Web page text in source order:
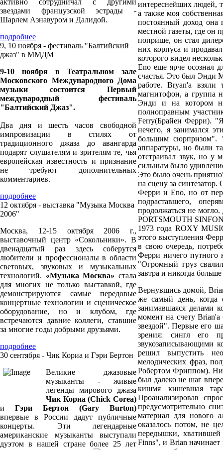
активно сотрудничал с другими
звездами французской эстрады -
Шарлем Азнавуром и Далидой.
подробнее
9, 10 ноября - фестиваль "Балтийский
джаз" в ММДМ
9-10 ноября в Театральном зале
Московского Международного Дома
музыки состоится Первый
международный фестиваль
"Балтийский Джаз".
Два дня и шесть часов свободной
импровизации в стилях от
традиционного джаза до авангарда
подарят слушателям и зрителям те, чья
европейская известность и признание
не требуют дополнительных
комментариев.
подробнее
12 октября - выставка "Музыка Москва
2006"
Москва, 12-15 октября 2006 г.,
выставочный центр «Сокольники». В
двенадцатый раз здесь соберутся
любители и профессионалы в области
световых, звуковых и музыкальных
технологий. «Музыка Москва» стала
для многих не только выставкой, где
демонстрируются самые передовые
концертные технологии и сценическое
оборудование, но и клубом, где
встречаются давние коллеги, ставшие
за многие годы добрыми друзьями.
подробнее
30 сентября - Чик Кориа и Гэри Бертон
Великие джазовые
музыканты - живые
легенды мирового джаза
Чик Кориа (Chick Corea)
и Гэри Бертон (Gary Burton)
впервые в России дадут публичные
концерты. Эти легендарные
американские музыканты выступали
дуэтом в нашей стране более 25 лет
интереснейших людей,
а также моя
постоянный доход она
местной газеты, где он
поприще, он стал
них корпуса и
которого видел
Eno еще ярче осознал
счастья. Это был Энди
работе. Bryan'a взяли
магнитофон, а группа
Энди и на котором
полноправным
Ferry(Брайен Ферри).
нечего, я занимался
большим сюрпризом".
аппаратуры, но были
отстраивал звук, но у
сильным было
Это было очень
на сцену за
Ферри и Eno, но от
подраставшего,
продолжаться не
PORTSMOUTH
1973 года ROXY
этого выступления
в свою очередь,
Ферри ничего путного
"Огромный груз
завтра и никогда
Вернувшись домой,
же самый день,
занимавшаяся делами
момент на счету
звездой". Первые его
зрения: сингл его
звукозаписывающими
решил выпустить
мелодических фраз,
Робертом Фриппом).
был далеко не шаг
кишмя кишевшая
Проанализировав
предусмотрительно
материал для нового
оказалось потом, не
передышки,
Finns", и Brian начинает